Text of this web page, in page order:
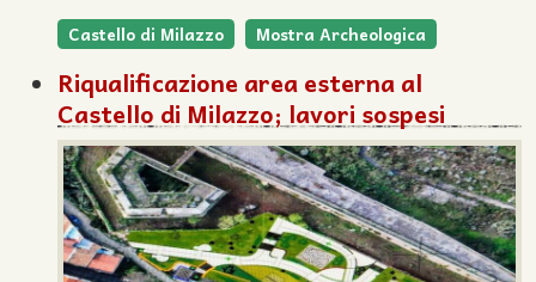
Castello di Milazzo Mostra Archeologica
Riqualificazione area esterna al
Castello di Milazzo; lavori sospesi